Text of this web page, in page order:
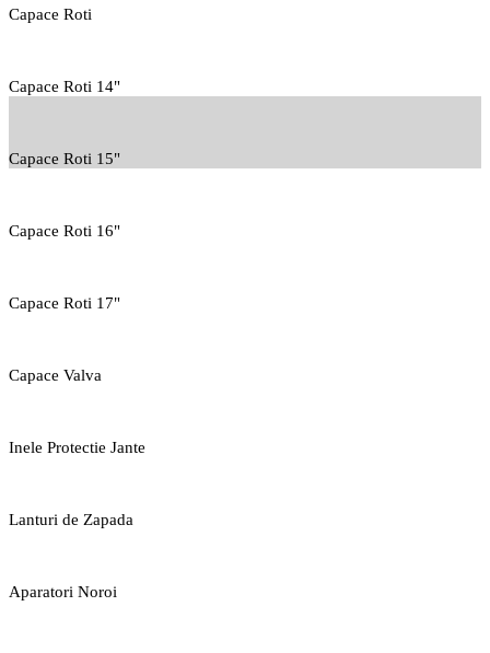
Capace Roti
Capace Roti 14"
Capace Roti 15"
Capace Roti 16"
Capace Roti 17"
Capace Valva
Inele Protectie Jante
Lanturi de Zapada
Aparatori Noroi